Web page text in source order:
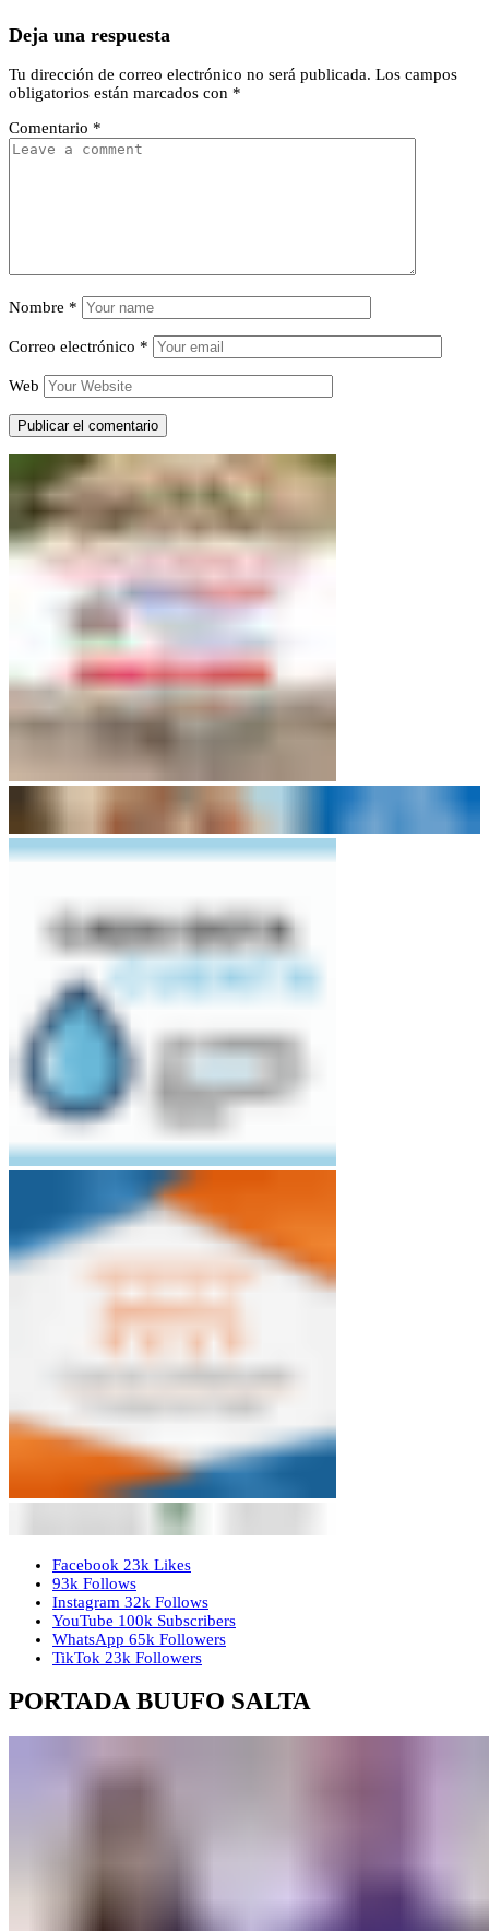
Deja una respuesta
Tu dirección de correo electrónico no será publicada. Los campos
obligatorios están marcados con *
Comentario *
Nombre *
Correo electrónico *
Web
Facebook 23k Likes
93k Follows
Instagram 32k Follows
YouTube 100k Subscribers
WhatsApp 65k Followers
TikTok 23k Followers
PORTADA BUUFO SALTA